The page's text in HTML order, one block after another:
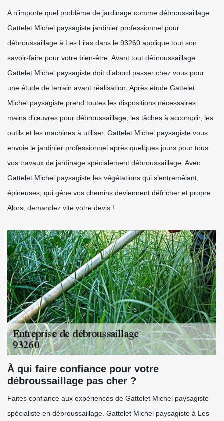
A n’importe quel problème de jardinage comme débroussaillage
Gattelet Michel paysagiste jardinier professionnel pour
débroussaillage à Les Lilas dans le 93260 applique tout son
savoir-faire pour votre bien-être. Avant tout débroussaillage
Gattelet Michel paysagiste doit d’abord passer chez vous pour
une étude de terrain avant réalisation. Après étude Gattelet
Michel paysagiste prend toutes les dispositions nécessaires :
mains d’œuvres pour débroussaillage, les tâches à accomplir, les
outils et les machines à utiliser. Gattelet Michel paysagiste vous
envoie le jardinier professionnel après quelques jours pour tous
vos travaux de jardinage spécialement débroussaillage. Avec
Gattelet Michel paysagiste les végétations qui s’entremêlant,
épineuses, qui gêne vos chemins deviennent défricher et propre.
Alors, demandez vite votre devis !
À qui faire confiance pour votre
débroussaillage pas cher ?
Faites confiance aux expériences de Gattelet Michel paysagiste
spécialiste en débroussaillage. Gattelet Michel paysagiste à Les